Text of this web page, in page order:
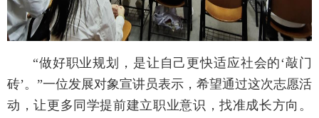
“做好职业规划，是让自己更快适应社会的‘敲门
砖’。”一位发展对象宣讲员表示，希望通过这次志愿活
动，让更多同学提前建立职业意识，找准成长方向。